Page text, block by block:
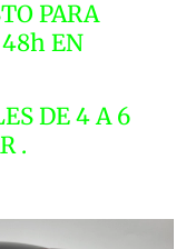
PARA
EN
DE 4 A 6
.